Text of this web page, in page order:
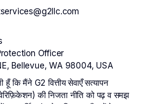
Officer
Bellevue, WA 98004, USA
हूँ कि मैंने G2 वित्तीय सेवाएँ सत्यापन
की निजता नीति को पढ़ व समझ